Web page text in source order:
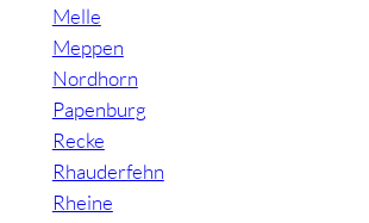
Melle
Meppen
Nordhorn
Papenburg
Recke
Rhauderfehn
Rheine